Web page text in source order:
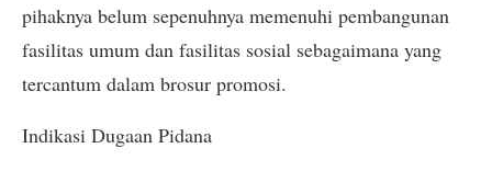
pihaknya belum sepenuhnya memenuhi pembangunan
fasilitas umum dan fasilitas sosial sebagaimana yang
tercantum dalam brosur promosi.
Indikasi Dugaan Pidana